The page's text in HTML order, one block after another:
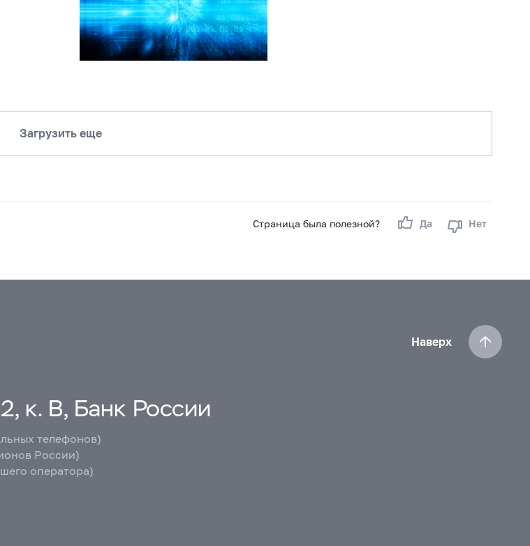
Загрузить еще
Страница была полезной? Да Нет
Наверх
к. В, Банк России
телефонов)
России)
оператора)